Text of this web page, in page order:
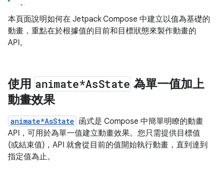
本頁面說明如何在 Jetpack Compose 中建立以值為基礎的
動畫，重點在於根據值的目前和目標狀態來製作動畫的
API。
使用 animate*AsState 為單一值加上
動畫效果
animate*AsState 函式是 Compose 中簡單明瞭的動畫
API，可用於為單一值建立動畫效果。您只需提供目標值
(或結束值)，API 就會從目前的值開始執行動畫，直到達到
指定值為止。